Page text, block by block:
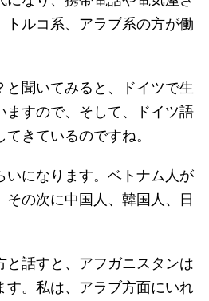
トルコ系、アラブ系の方が働
と聞いてみると、ドイツで生
ますので、そして、ドイツ語
きているのですね。
いになります。ベトナム人が
その次に中国人、韓国人、日
と話すと、アフガニスタンは
す。私は、アラブ方面にいれ